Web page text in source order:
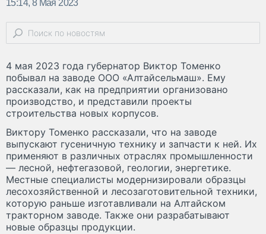
15:14, 8 Мая 2023
4 мая 2023 года губернатор Виктор Томенко
побывал на заводе ООО «Алтайсельмаш». Ему
рассказали, как на предприятии организовано
производство, и представили проекты
строительства новых корпусов.
Виктору Томенко рассказали, что на заводе
выпускают гусеничную технику и запчасти к ней. Их
применяют в различных отраслях промышленности
— лесной, нефтегазовой, геологии, энергетике.
Местные специалисты модернизировали образцы
лесохозяйственной и лесозаготовительной техники,
которую раньше изготавливали на Алтайском
тракторном заводе. Также они разрабатывают
новые образцы продукции.